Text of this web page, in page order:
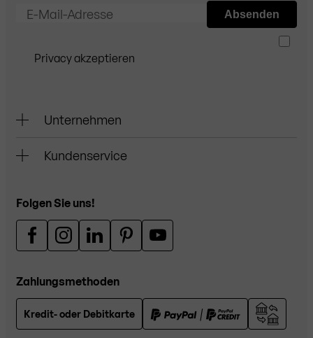
E-Mail-Adresse
Privacy akzeptieren
Absenden
Unternehmen
Kundenservice
Folgen Sie uns!
Zahlungsmethoden
Kredit- oder Debitkarte